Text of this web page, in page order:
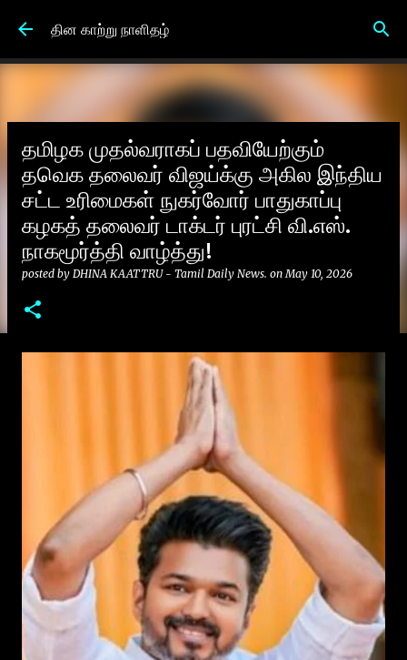
Skip to main content
தின காற்று நாளிதழ்
தமிழக முதல்வராகப் பதவியேற்கும்
தவெக தலைவர் விஜய்க்கு அகில இந்திய
சட்ட உரிமைகள் நுகர்வோர் பாதுகாப்பு
கழகத் தலைவர் டாக்டர் புரட்சி வி.எஸ்.
நாகமூர்த்தி வாழ்த்து!
posted by DHINA KAATTRU - Tamil Daily News. onMay 10, 2026